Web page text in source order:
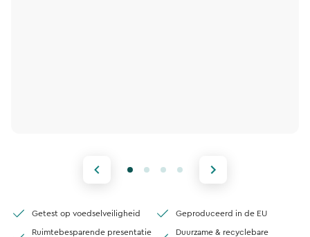
Getest op voedselveiligheid Geproduceerd in de EU
Ruimtebesparende presentatie
Duurzame & recyclebare